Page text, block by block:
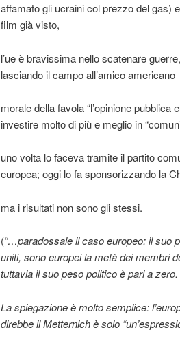
affamato gli ucraini col prezzo del gas)
film già visto,
l’ue è bravissima nello scatenare
lasciando il campo all’amico americano
morale della favola “l’opinione
investire molto di più e meglio in
uno volta lo faceva tramite il partito
europea; oggi lo fa sponsorizzando la
ma i risultati non sono gli stessi.
(“…paradossale il caso europeo: il suo
uniti, sono europei la metà dei membri
tuttavia il suo peso politico è pari a zero.
La spiegazione è molto semplice:
direbbe il Metternich è solo